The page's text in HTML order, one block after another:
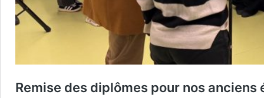
Remise des diplômes pour nos anciens